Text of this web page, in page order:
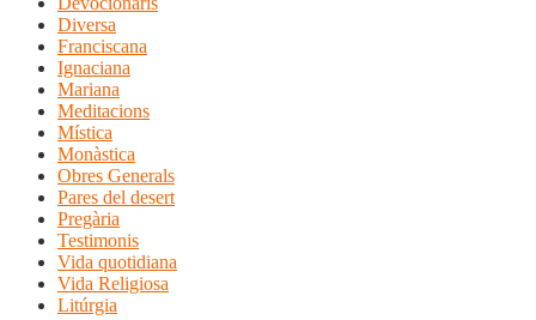
Diversa
Franciscana
Ignaciana
Mariana
Meditacions
Mística
Monàstica
Obres Generals
Pares del desert
Pregària
Testimonis
Vida quotidiana
Vida Religiosa
Litúrgia